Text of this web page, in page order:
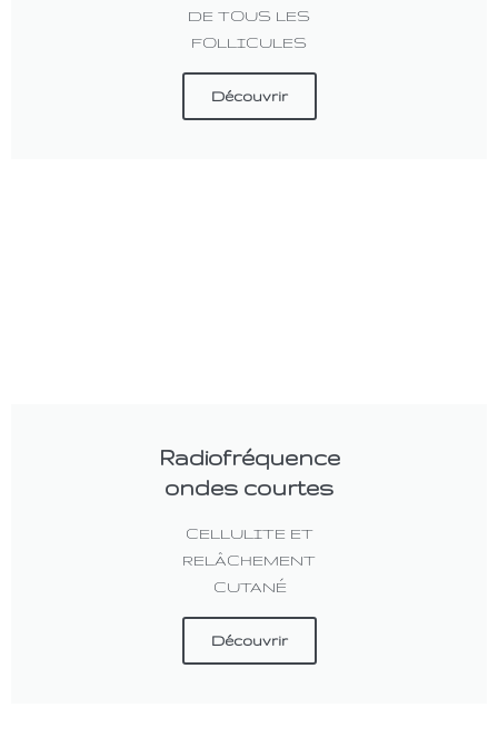
DE TOUS LES
FOLLICULES
Découvrir
Radiofréquence
ondes courtes
CELLULITE ET
RELÂCHEMENT
CUTANÉ
Découvrir